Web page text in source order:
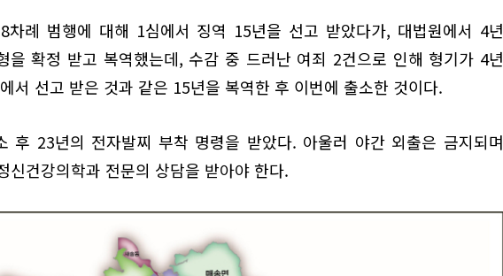
차례 범행에 대해 1심에서 징역 15년을 선고 받았다가, 대법원에서 4년
을 확정 받고 복역했는데, 수감 중 드러난 여죄 2건으로 인해 형기가 4년
서 선고 받은 것과 같은 15년을 복역한 후 이번에 출소한 것이다.
후 23년의 전자발찌 부착 명령을 받았다. 아울러 야간 외출은 금지되며
신건강의학과 전문의 상담을 받아야 한다.